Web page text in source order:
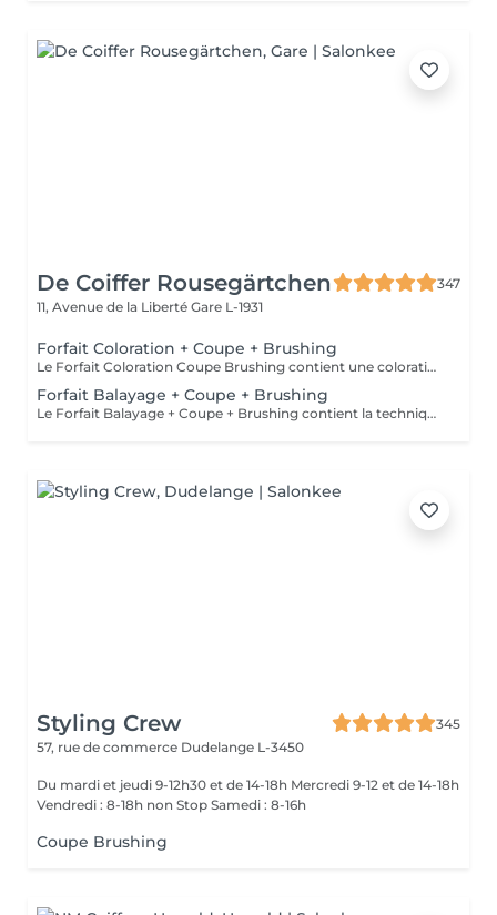
De Coiffer Rousegärtchen
347
11, Avenue de la Liberté Gare L-1931
Forfait Coloration + Coupe + Brushing
Le Forfait Coloration Coupe Brushing contient une coloration des racines et une coupe. Dépendant de la quantité de couleur utilisée ou de la longueur des cheveux le prix peut varier. (Veuillez sélectionner le Forfait Balayage au cas où vous souhaitez avoir des mèches ou un Balayage.) En cas de questions veuillez appeler au +352 26 35 02 89
Forfait Balayage + Coupe + Brushing
Le Forfait Balayage + Coupe + Brushing contient la technique Balayage, un coulage (pour donner le bon reflet au Balayage), Olaplex, une Coupe et un Brushing. Dépendant de la quantité de produit utilisée ou de la longueur des cheveux, le prix peut varier. En cas de questions veuillez appeler au +352 26 35 02 89.
Styling Crew
345
57, rue de commerce Dudelange L-3450
Du mardi et jeudi 9-12h30 et de 14-18h Mercredi 9-12 et de 14-18h
Vendredi : 8-18h non Stop Samedi : 8-16h
Coupe Brushing